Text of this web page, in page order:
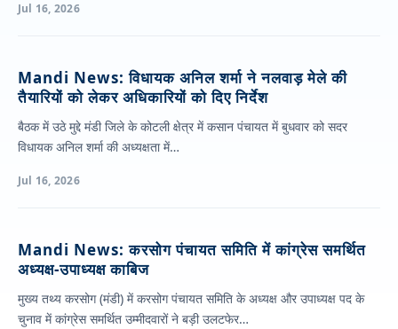
Jul 16, 2026
Mandi News: विधायक अनिल शर्मा ने नलवाड़ मेले की
तैयारियों को लेकर अधिकारियों को दिए निर्देश
बैठक में उठे मुद्दे मंडी जिले के कोटली क्षेत्र में कसान पंचायत में बुधवार को सदर
विधायक अनिल शर्मा की अध्यक्षता में…
Jul 16, 2026
Mandi News: करसोग पंचायत समिति में कांग्रेस समर्थित
अध्यक्ष-उपाध्यक्ष काबिज
मुख्य तथ्य करसोग (मंडी) में करसोग पंचायत समिति के अध्यक्ष और उपाध्यक्ष पद के
चुनाव में कांग्रेस समर्थित उम्मीदवारों ने बड़ी उलटफेर…